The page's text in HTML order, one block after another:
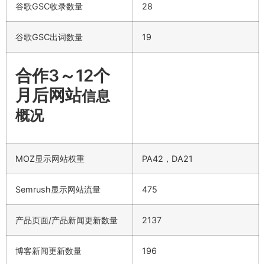
谷歌GSC收录数量 28
谷歌GSC出词数量 19
合作3～12个
月后网站信息
概况
MOZ显示网站权重 PA42，DA21
Semrush显示网站流量 475
产品页面/产品新闻更新数量 2137
博客新闻更新数量 196